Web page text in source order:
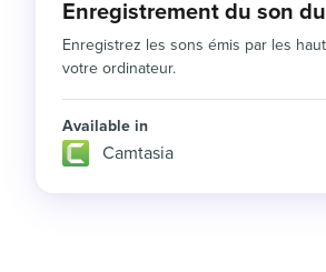
Enregistrement du son
Enregistrez les sons émis par les
votre ordinateur.
Available in
Camtasia